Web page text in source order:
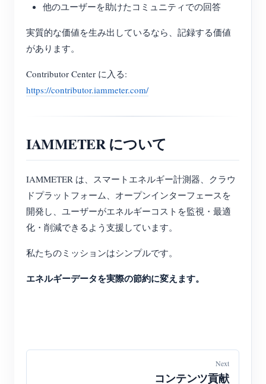
他のユーザーを助けたコミュニティでの回答
実質的な価値を生み出しているなら、記録する価値
があります。
Contributor Center に入る:
https://contributor.iammeter.com/
IAMMETER について
IAMMETER は、スマートエネルギー計測器、クラウ
ドプラットフォーム、オープンインターフェースを
開発し、ユーザーがエネルギーコストを監視・最適
化・削減できるよう支援しています。
私たちのミッションはシンプルです。
エネルギーデータを実際の節約に変えます。
Next
コンテンツ貢献